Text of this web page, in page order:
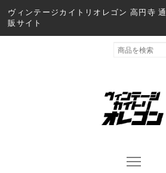
ヴィンテージカイトリオレゴン 高円寺 通
販サイト